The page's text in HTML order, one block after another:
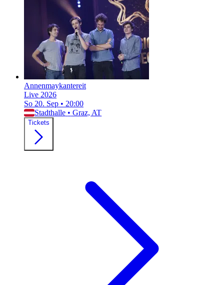
Annenmaykantereit
Live 2026
So 20. Sep • 20:00
Stadthalle • Graz, AT
Tickets